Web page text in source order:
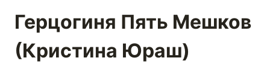
Герцогиня Пять Мешков
(Кристина Юраш)